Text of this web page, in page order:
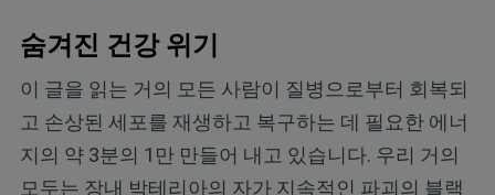
숨겨진 건강 위기
이 글을 읽는 거의 모든 사람이 질병으로부터 회복되
고 손상된 세포를 재생하고 복구하는 데 필요한 에너
지의 약 3분의 1만 만들어 내고 있습니다. 우리 거의
모두는 장내 박테리아의 자가 지속적인 파괴의 블랙